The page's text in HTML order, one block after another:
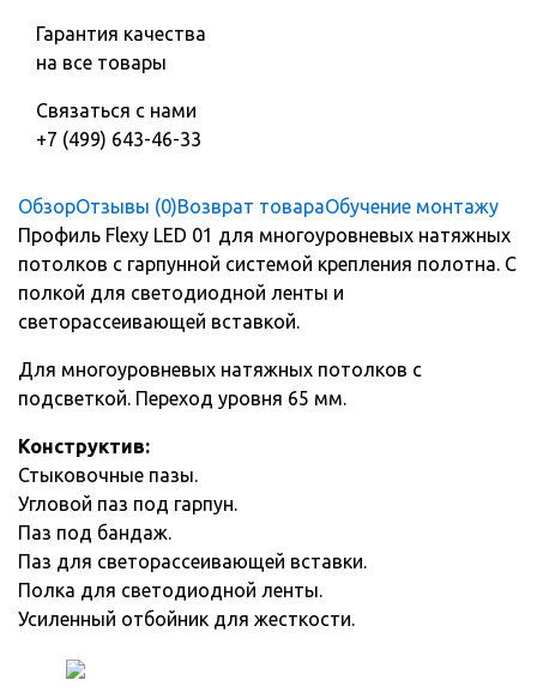
Гарантия качества
на все товары
Связаться с нами
+7 (499) 643-46-33
ОбзорОтзывы (0)Возврат товараОбучение монтажу
Профиль Flexy LED 01 для многоуровневых натяжных
потолков с гарпунной системой крепления полотна. С
полкой для светодиодной ленты и
светорассеивающей вставкой.
Для многоуровневых натяжных потолков с
подсветкой. Переход уровня 65 мм.
Конструктив:
Стыковочные пазы.
Угловой паз под гарпун.
Паз под бандаж.
Паз для светорассеивающей вставки.
Полка для светодиодной ленты.
Усиленный отбойник для жесткости.